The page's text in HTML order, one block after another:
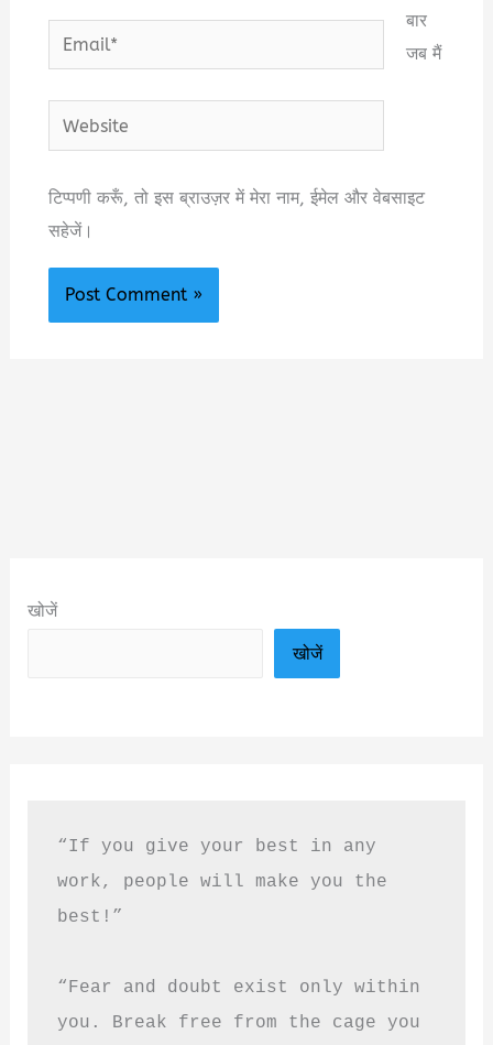
Email*
Website
बार
जब मैं
टिप्पणी करूँ, तो इस ब्राउज़र में मेरा नाम, ईमेल और वेबसाइट
सहेजें।
खोजें
खोजें
“If you give your best in any
work, people will make you the
best!”
“Fear and doubt exist only within
you. Break free from the cage you